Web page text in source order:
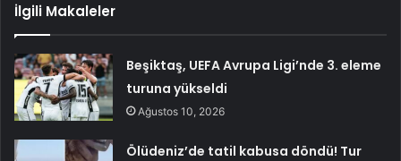
İlgili Makaleler
Beşiktaş, UEFA Avrupa Ligi’nde 3. eleme
turuna yükseldi
Ağustos 10, 2026
Ölüdeniz’de tatil kabusa döndü! Tur